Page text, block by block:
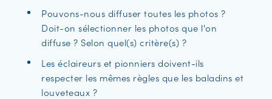
Pouvons-nous diffuser toutes les photos ?
Doit-on sélectionner les photos que l'on
diffuse ? Selon quel(s) critère(s) ?
Les éclaireurs et pionniers doivent-ils
respecter les mêmes règles que les baladins et
louveteaux ?